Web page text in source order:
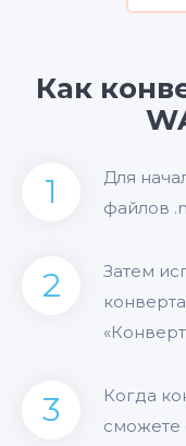
Как
1
Для
файлов
2
Затем
3
Когда
сможете